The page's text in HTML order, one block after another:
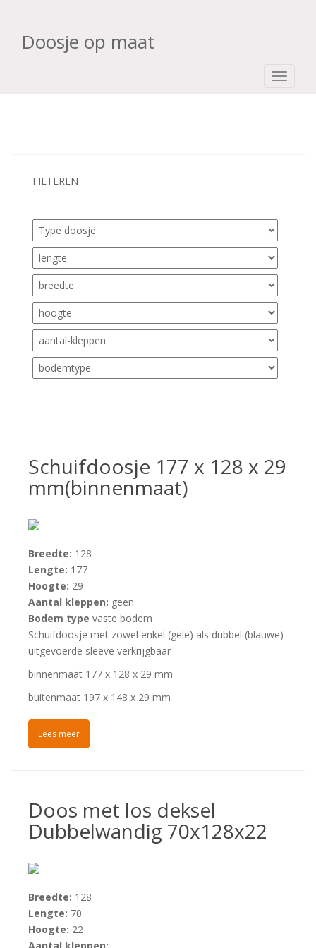
Doosje op maat
FILTEREN
Schuifdoosje 177 x 128 x 29
mm(binnenmaat)
Breedte: 128
Lengte: 177
Hoogte: 29
Aantal kleppen: geen
Bodem type vaste bodem
Schuifdoosje met zowel enkel (gele) als dubbel (blauwe)
uitgevoerde sleeve verkrijgbaar
binnenmaat 177 x 128 x 29 mm
buitenmaat 197 x 148 x 29 mm
Lees meer
Doos met los deksel
Dubbelwandig 70x128x22
Breedte: 128
Lengte: 70
Hoogte: 22